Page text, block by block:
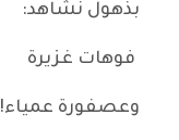
بذهول نشاهد:
فوهات غزيرة
وعصفورة عمياء!